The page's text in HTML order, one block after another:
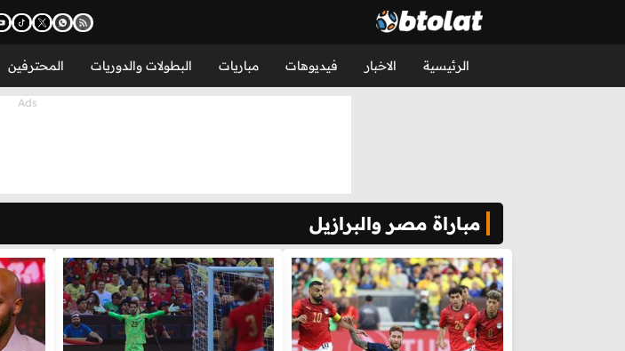
الرئيسية الاخبار فيديوهات مباريات البطولات والدوريات المحترفين
مباراة مصر والبرازيل